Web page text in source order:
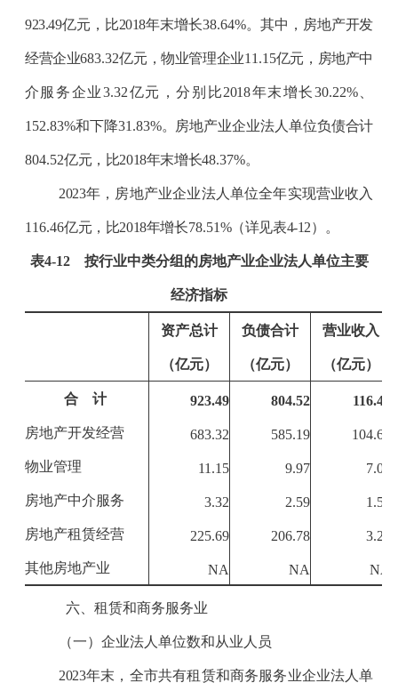
923.49亿元，比2018年末增长38.64%。其中，房地产开发
经营企业683.32亿元，物业管理企业11.15亿元，房地产中
介服务企业3.32亿元，分别比2018年末增长30.22%、
152.83%和下降31.83%。房地产业企业法人单位负债合计
804.52亿元，比2018年末增长48.37%。
2023年，房地产业企业法人单位全年实现营业收入
116.46亿元，比2018年增长78.51%（详见表4-12）。
表4-12按行业中类分组的房地产业企业法人单位主要
经济指标
资产总计
（亿元）
负债合计
（亿元）
营业收入
（亿元）
合 计 923.49 804.52 116.46
房地产开发经营 683.32 585.19 104.61
物业管理 11.15 9.97 7.05
房地产中介服务 3.32 2.59 1.50
房地产租赁经营 225.69 206.78 3.29
其他房地产业 NA NA NA
六、租赁和商务服务业
（一）企业法人单位数和从业人员
2023年末，全市共有租赁和商务服务业企业法人单